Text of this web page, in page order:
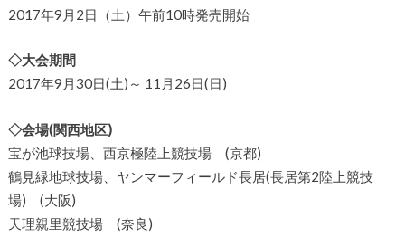
2017年9月2日（土）午前10時発売開始
◇大会期間
2017年9月30日(土)～ 11月26日(日)
◇会場(関西地区)
宝が池球技場、西京極陸上競技場 (京都)
鶴見緑地球技場、ヤンマーフィールド長居(長居第2陸上競技
場) (大阪)
天理親里競技場 (奈良)